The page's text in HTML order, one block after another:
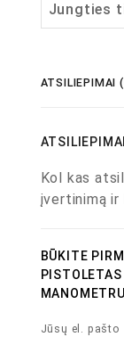
Jungties
ATSILIEPIMAI
ATSILIEPIMAI
Kol kas
įvertinimą ir
BŪKITE
Jūsų el. pašto